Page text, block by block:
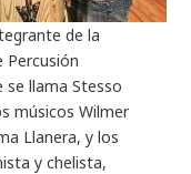
de la
Percusión
se llamaStesso
músicos Wilmer
Llanera, y los
y chelista,